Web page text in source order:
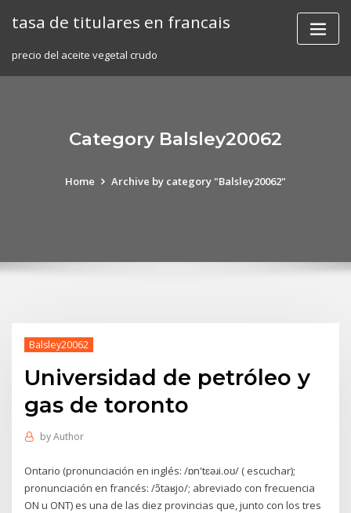
tasa de titulares en francais
precio del aceite vegetal crudo
Category Balsley20062
Home Archive by category "Balsley20062"
Balsley20062
Universidad de petróleo y
gas de toronto
byAuthor
Ontario (pronunciación en inglés: /ɒn'tɛəɹi.oʊ/ ( escuchar);
pronunciación en francés: /ɔ̃taʁjo/; abreviado con frecuencia
ON u ONT) es una de las diez provincias que, junto con los tres